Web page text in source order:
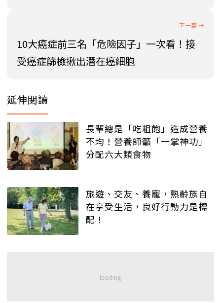
10大癌症前三名「危險因子」一次看！接
受癌症篩檢揪出潛在癌細胞
延伸閱讀
長輩總是「吃粗飽」造成營養
不均！營養師籲「一掌神功」
分配六大類食物
旅遊、交友、養寵，熟齡族自
在享受生活，良好行動力是標
配！